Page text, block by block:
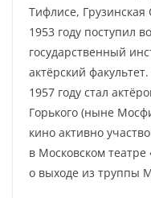
Тифлисе,
1953 году поступил
государственный
актёрский
1957 году стал
Горького (ныне
кино активно
в Московском театре
о выходе из труппы